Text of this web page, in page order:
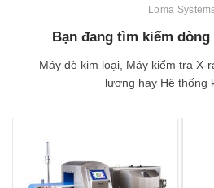
Loma
Bạn đang tìm kiếm dòng
Máy dò kim loại, Máy kiểm tra X-
lượng hay Hệ thống